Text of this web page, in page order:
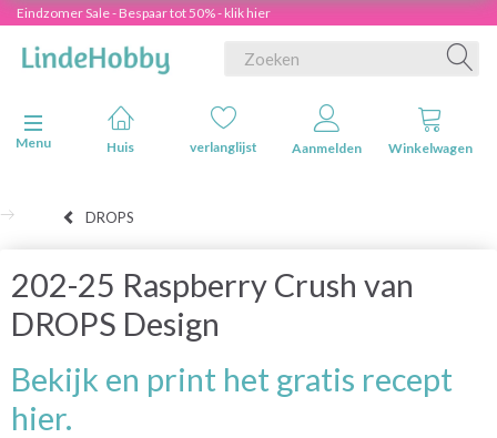
Eindzomer Sale - Bespaar tot 50% - klik hier
Navigatie in-/uitschakelen
Menu
Huis verlanglijst Aanmelden Winkelwagen
DROPS
202-25 Raspberry Crush van
DROPS Design
Bekijk en print het gratis recept
hier.